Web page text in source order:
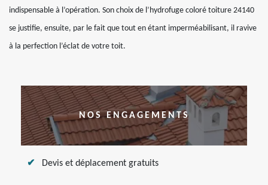
indispensable à l’opération. Son choix de l’hydrofuge coloré toiture 24140
se justifie, ensuite, par le fait que tout en étant imperméabilisant, il ravive
à la perfection l’éclat de votre toit.
NOS ENGAGEMENTS
Devis et déplacement gratuits